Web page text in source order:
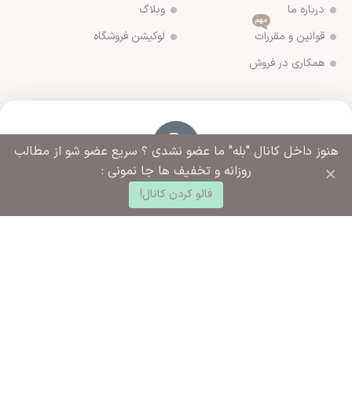
درباره ما
قوانین و مقررات
مهم
همکاری در فروش
وبلاگ
لوکیشن فروشگاه
آدرس فروشگاه
ورامین مجتمع ادارات خیابان آزادگان روبروی خیابان ملاهادی
سبزواری نبش کوچه شهید رضایی
هنوز داخل کانال "بله" ما عضو نشدی ؟ سریع عضو شو از مطالب
روزانه و تخفیف ها جا نمونی :
فالو کردن کانال!
×